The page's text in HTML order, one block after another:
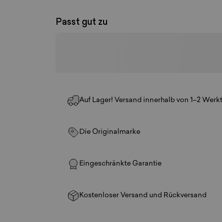
Passt gut zu
Auf Lager! Versand innerhalb von 1–2
Die Originalmarke
Eingeschränkte Garantie
Kostenloser Versand und Rückversand